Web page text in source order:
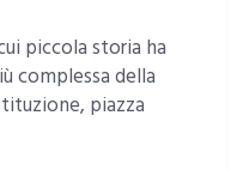
piccola storia ha
complessa della
piazza